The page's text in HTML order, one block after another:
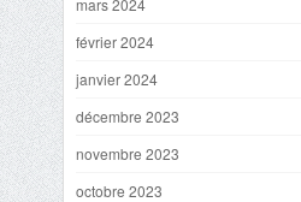
mars 2024
février 2024
janvier 2024
décembre 2023
novembre 2023
octobre 2023